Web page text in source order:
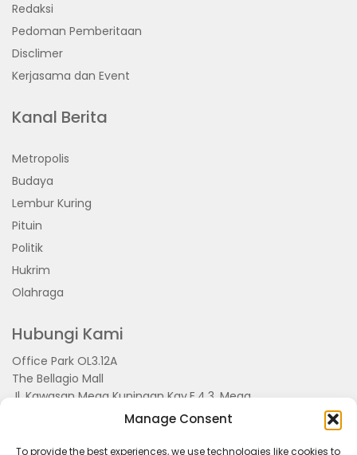
Manage Consent
To provide the best experiences, we use technologies like cookies to
Redaksi
Pedoman Pemberitaan
Disclimer
Kerjasama dan Event
Kanal Berita
Metropolis
Budaya
Lembur Kuring
Pituin
Politik
Hukrim
Olahraga
Hubungi Kami
Office Park OL3.12A
The Bellagio Mall
Jl. Kawasan Mega Kuningan Kav.E.4.3, Mega
Kuningan, Kel. Kuningan Timur,
Kec.Setiabudi, Jakarta Selatan 15810